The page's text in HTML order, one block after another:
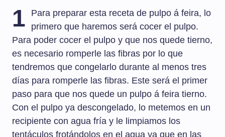
1
Para preparar esta receta de pulpo á feira, lo
primero que haremos será cocer el pulpo.
Para poder cocer el pulpo y que nos quede tierno,
es necesario romperle las fibras por lo que
tendremos que congelarlo durante al menos tres
días para romperle las fibras. Este será el primer
paso para que nos quede un pulpo á feira tierno.
Con el pulpo ya descongelado, lo metemos en un
recipiente con agua fría y le limpiamos los
tentáculos frotándolos en el agua ya que en las